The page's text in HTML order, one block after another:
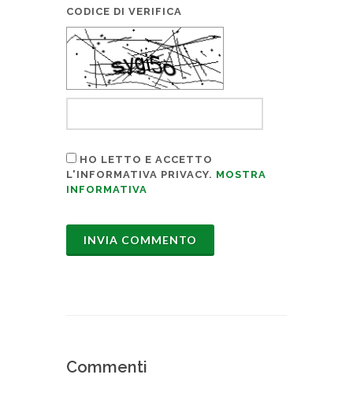
CODICE DI VERIFICA
HO LETTO E ACCETTO
L'INFORMATIVA PRIVACY. MOSTRA
INFORMATIVA
Commenti